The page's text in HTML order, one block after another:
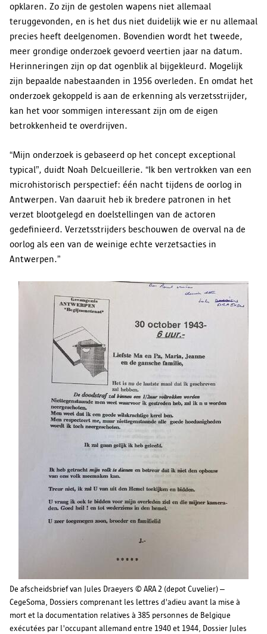
opklaren. Zo zijn de gestolen wapens niet allemaal
teruggevonden, en is het dus niet duidelijk wie er nu allemaal
precies heeft deelgenomen. Bovendien wordt het tweede,
meer grondige onderzoek gevoerd veertien jaar na datum.
Herinneringen zijn op dat ogenblik al bijgekleurd. Mogelijk
zijn bepaalde nabestaanden in 1956 overleden. En omdat het
onderzoek gekoppeld is aan de erkenning als verzetsstrijder,
kan het voor sommigen interessant zijn om de eigen
betrokkenheid te overdrijven.
“Mijn onderzoek is gebaseerd op het concept exceptional
typical”, duidt Noah Delcueillerie. “Ik ben vertrokken van een
microhistorisch perspectief: één nacht tijdens de oorlog in
Antwerpen. Van daaruit heb ik bredere patronen in het
verzet blootgelegd en doelstellingen van de actoren
gedefinieerd. Verzetsstrijders beschouwen de overval na de
oorlog als een van de weinige echte verzetsacties in
Antwerpen.”
De afscheidsbrief van Jules Draeyers © ARA 2 (depot Cuvelier) –
CegeSoma, Dossiers comprenant les lettres d'adieu avant la mise à
mort et la documentation relatives à 385 personnes de Belgique
exécutées par l'occupant allemand entre 1940 et 1944, Dossier Jules